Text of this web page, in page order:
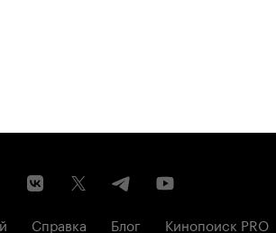
Справка Блог Кинопоиск PRO